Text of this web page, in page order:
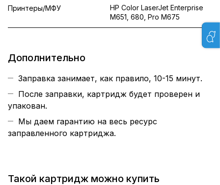
Принтеры/МФУ
HP Color LaserJet Enterprise
M651, 680, Pro M675
Дополнительно
Заправка занимает, как правило, 10-15 минут.
После заправки, картридж будет проверен и
упакован.
Мы даем гарантию на весь ресурс
заправленного картриджа.
Такой картридж можно купить